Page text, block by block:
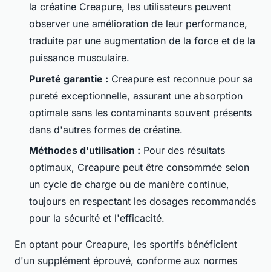
la créatine Creapure, les utilisateurs peuvent
observer une amélioration de leur performance,
traduite par une augmentation de la force et de la
puissance musculaire.
Pureté garantie : Creapure est reconnue pour sa
pureté exceptionnelle, assurant une absorption
optimale sans les contaminants souvent présents
dans d'autres formes de créatine.
Méthodes d'utilisation : Pour des résultats
optimaux, Creapure peut être consommée selon
un cycle de charge ou de manière continue,
toujours en respectant les dosages recommandés
pour la sécurité et l'efficacité.
En optant pour Creapure, les sportifs bénéficient
d'un supplément éprouvé, conforme aux normes